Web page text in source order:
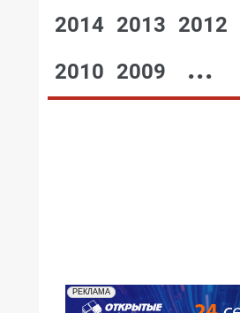
2014 2013 2012
2010 2009 ...
РЕКЛАМА